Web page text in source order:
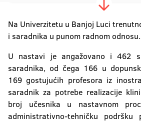
Istraživanje o
Na Univerzitetu u Banjoj Luci
i saradnika u punom radnom odnosu.
U nastavi je angažovano i 462
saradnika, od čega 166 u
169 gostujućih profesora iz
saradnik za potrebe realizacije
broj učesnika u nastavnom
administrativno-tehničku